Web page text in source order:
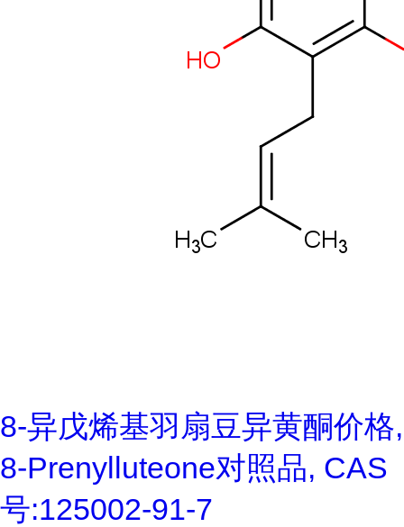
8-异戊烯基羽扇豆异黄酮价格,
8-Prenylluteone对照品, CAS
号:125002-91-7